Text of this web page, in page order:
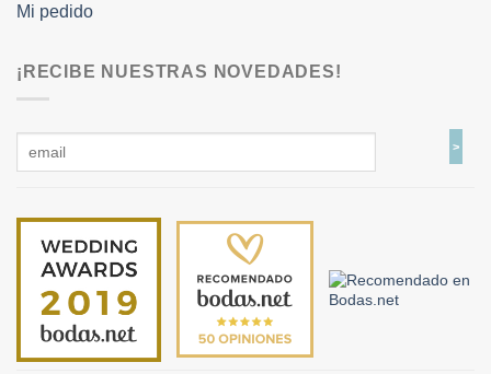
Mi pedido
¡RECIBE NUESTRAS NOVEDADES!